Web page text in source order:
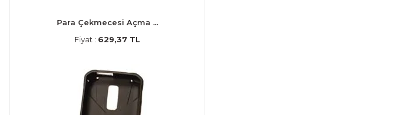
Para Çekmecesi Açma ...
Fiyat : 629,37 TL